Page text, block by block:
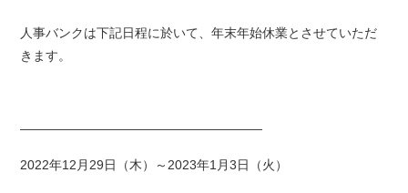
人事バンクは下記日程に於いて、年末年始休業とさせていただ
きます。
———————————————————
2022年12月29日（木）～2023年1月3日（火）